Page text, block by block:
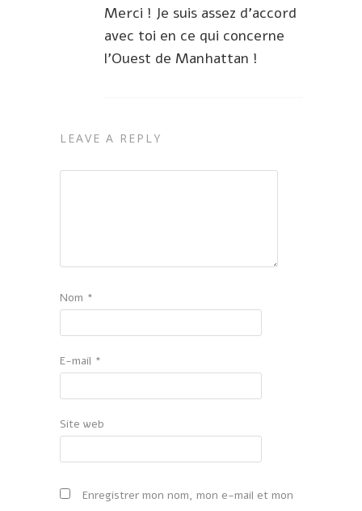
Merci ! Je suis assez d’accord
avec toi en ce qui concerne
l’Ouest de Manhattan !
LEAVE A REPLY
Nom *
E-mail *
Site web
Enregistrer mon nom, mon e-mail et mon